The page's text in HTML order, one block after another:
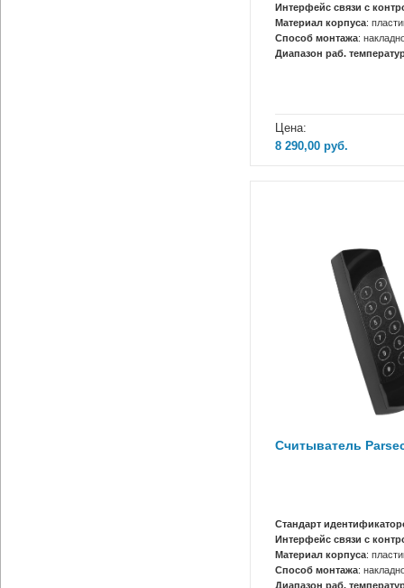
Интерфейс связи с
Материал корпуса:
Способ монтажа:
Диапазон раб.
Цена:
8 290,00 руб.
Считыватель
Стандарт
Интерфейс связи с
Материал корпуса:
Способ монтажа:
Диапазон раб.